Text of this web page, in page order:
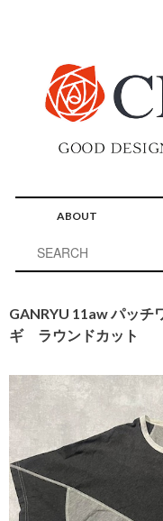
ABOUT
GANRYU 11aw パッ
ギ ラウンドカット